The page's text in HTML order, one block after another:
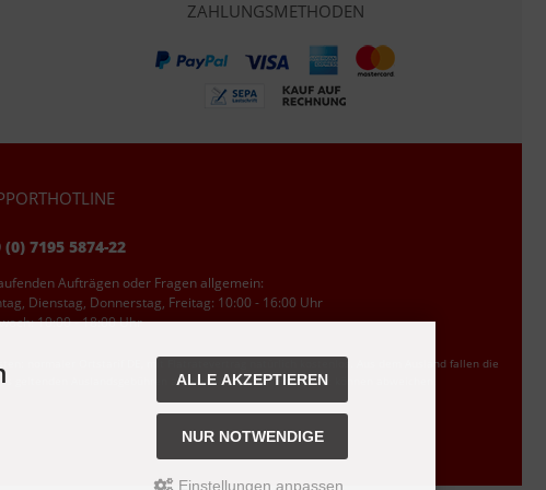
ZAHLUNGSMETHODEN
(0) 7195 5874-22
Aufträgen oder Fragen allgemein:
Dienstag, Donnerstag, Freitag: 10:00 - 16:00 Uhr
10:00 - 18:00 Uhr
normaler Ortstarif DE, mit Flatratevertrag natürlich kostenlos. Aus dem Ausland fallen die
geltenden Auslandsgebühren an. Anrufe aus dem Handynetz können abweichen.
ALLE AKZEPTIEREN
NUR NOTWENDIGE
Einstellungen anpassen